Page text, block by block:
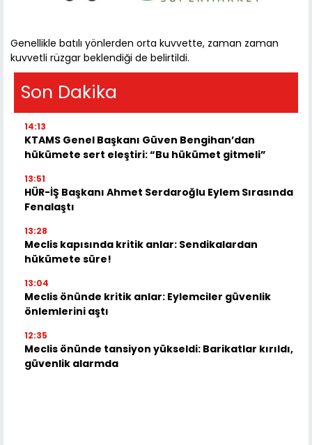
Genellikle batılı yönlerden orta kuvvette, zaman zaman
kuvvetli rüzgar beklendiği de belirtildi.
Son Dakika
14:13
KTAMS Genel Başkanı Güven Bengihan’dan
hükümete sert eleştiri: “Bu hükümet gitmeli”
13:51
HÜR-İŞ Başkanı Ahmet Serdaroğlu Eylem Sırasında
Fenalaştı
13:28
Meclis kapısında kritik anlar: Sendikalardan
hükümete süre!
13:04
Meclis önünde kritik anlar: Eylemciler güvenlik
önlemlerini aştı
12:35
Meclis önünde tansiyon yükseldi: Barikatlar kırıldı,
güvenlik alarmda